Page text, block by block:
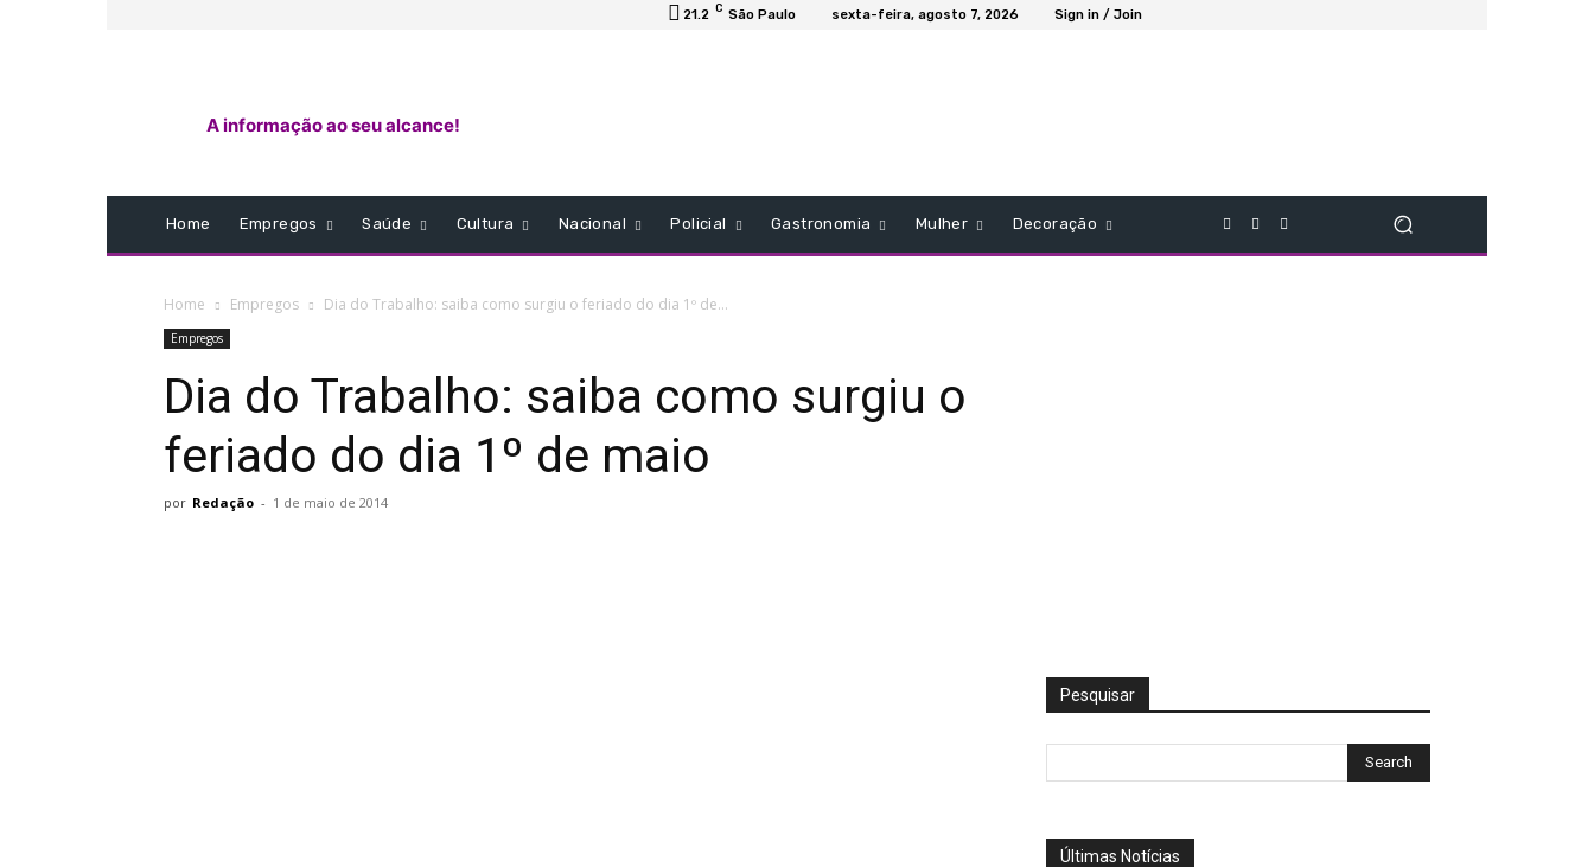
21.2 C São Paulo sexta-feira, agosto 7, 2026 Sign in / Join
A informação ao seu alcance!
Home Empregos Saúde Cultura Nacional Policial Gastronomia Mulher Decoração
Home Empregos Dia do Trabalho: saiba como surgiu o feriado do dia 1º de...
Empregos
Dia do Trabalho: saiba como surgiu o
feriado do dia 1º de maio
por Redação - 1 de maio de 2014
Pesquisar
Últimas Notícias